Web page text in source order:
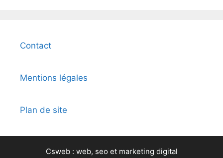
Contact
Mentions légales
Plan de site
Csweb : web, seo et marketing digital